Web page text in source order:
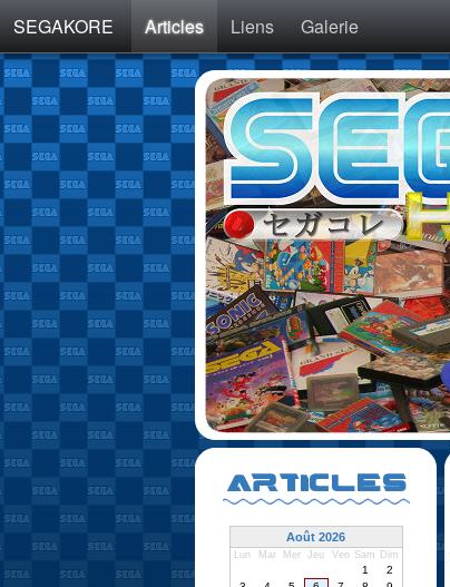
SEGAKORE Articles Liens Galerie
ARTICLES
Août 2026
Lun Mar Mer Jeu Ven Sam Dim
1
2